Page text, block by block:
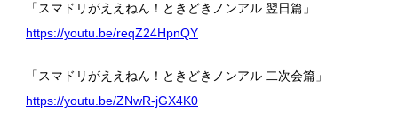
「スマドリがええねん！ときどきノンアル 翌日篇」
https://youtu.be/reqZ24HpnQY
「スマドリがええねん！ときどきノンアル 二次会篇」
https://youtu.be/ZNwR-jGX4K0